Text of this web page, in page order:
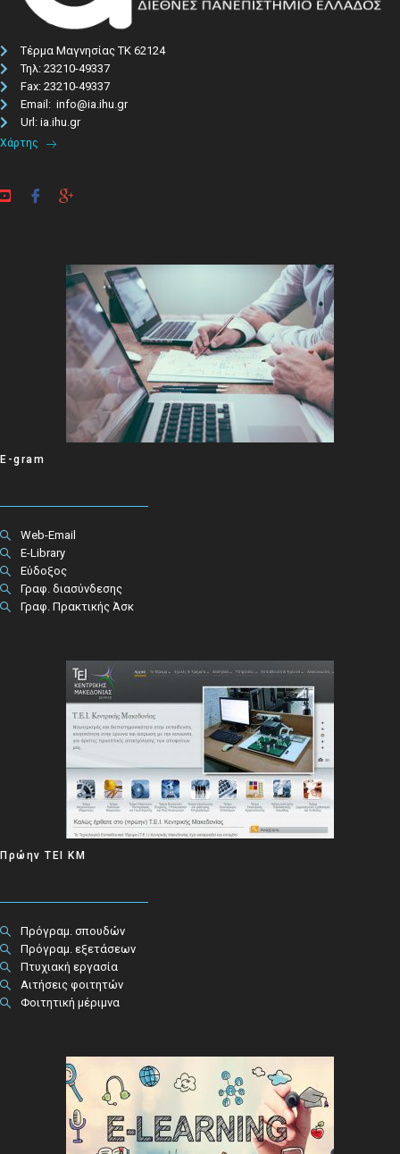
Τέρμα Μαγνησίας ΤΚ 62124
Τηλ: 23210-49337​
Fax: 23210-49337
Email: info@ia.ihu.gr
Url: ia.ihu.gr
Χάρτης
E-gram
Web-Email
E-Library
Εύδοξος
Γραφ. διασύνδεσης
Γραφ. Πρακτικής Άσκ
Πρώην ΤΕΙ ΚΜ
Πρόγραμ. σπουδών
Πρόγραμ. εξετάσεων
Πτυχιακή εργασία
Αιτήσεις φοιτητών
Φοιτητική μέριμνα